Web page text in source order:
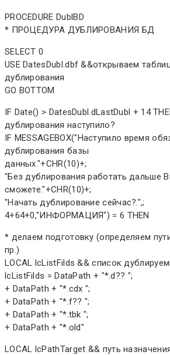
PROCEDURE DublBD
* ПРОЦЕДУРА ДУБЛИРОВАНИЯ БД
SELECT 0
USE DatesDubl.dbf &&открываем
дублирования
GO BOTTOM
IF Date() > DatesDubl.dLastDubl + 14
дублирования наступило?
IF MESSAGEBOX("Наступило время
дублирования базы
данных."+CHR(10)+;
"Без дублирования работать дальше
сможете."+CHR(10)+;
"Начать дублирование сейчас?.",;
4+64+0,"ИНФОРМАЦИЯ") = 6 THEN
* делаем подготовку (определяем
пр.)
LOCAL lcListFilds && список
lcListFilds = DataPath + "*.d?? ";
+ DataPath + "*.cdx ";
+ DataPath + "*.f?? ";
+ DataPath + "*.tbk ";
+ DataPath + "*.old"
LOCAL lcPathTarget && путь